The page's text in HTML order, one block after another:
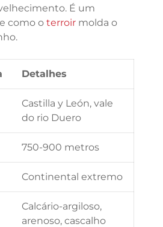
É um
como o terroir molda o
Detalhes
Castilla y León, vale
do rio Duero
750-900 metros
Continental extremo
Calcário-argiloso,
arenoso, cascalho